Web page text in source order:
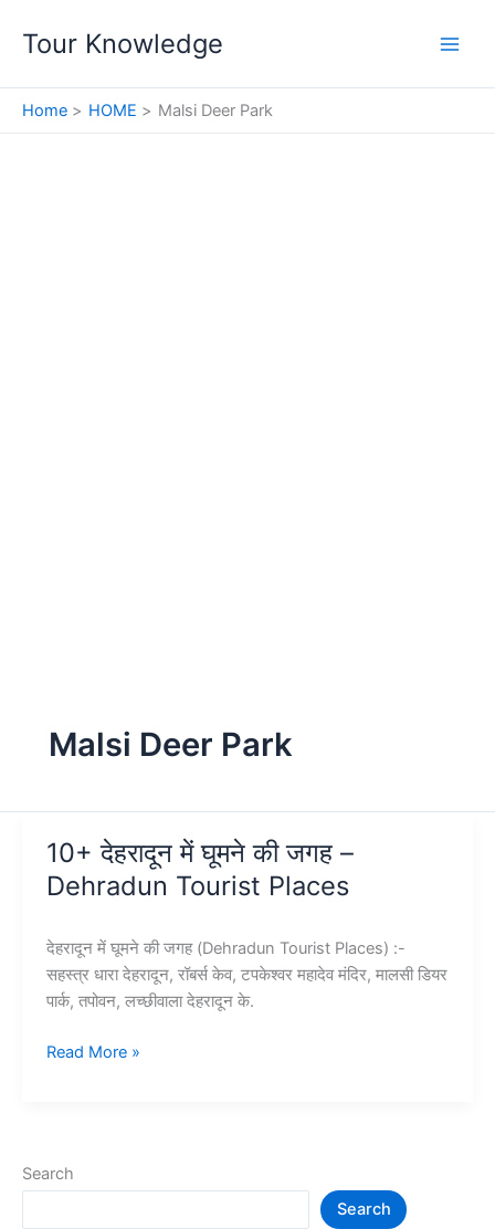
Tour Knowledge
Home HOME Malsi Deer Park
Malsi Deer Park
10+ देहरादून में घूमने की जगह –
Dehradun Tourist Places
देहरादून में घूमने की जगह (Dehradun Tourist Places) :-
सहस्त्र धारा देहरादून, रॉबर्स केव, टपकेश्वर महादेव मंदिर, मालसी डियर
पार्क, तपोवन, लच्छीवाला देहरादून के.
10+
जगह
Read More »
Search
Search